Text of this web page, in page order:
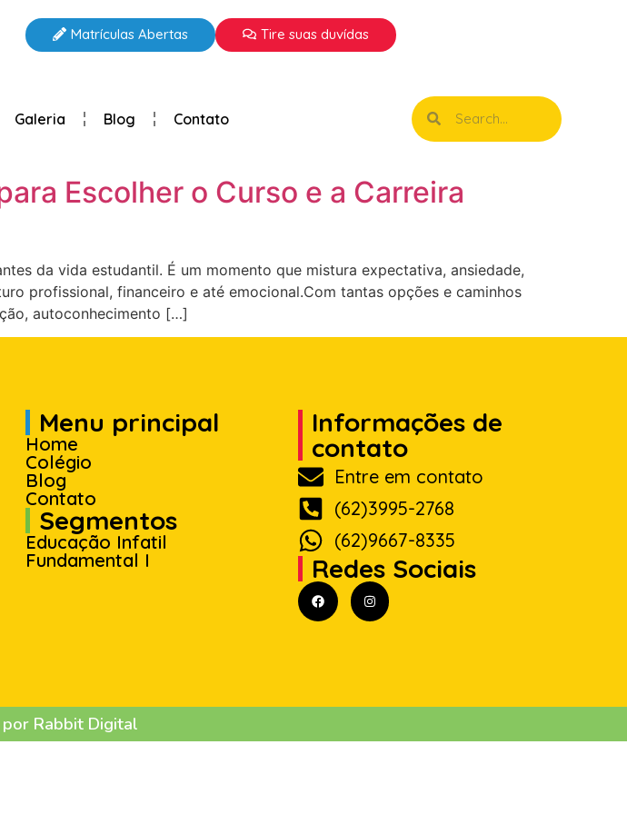
Matrículas Abertas Tire suas duvídas
Galeria Blog Contato
Escolher o Curso e a Carreira
da vida estudantil. É um momento que mistura expectativa, ansiedade,
profissional, financeiro e até emocional.Com tantas opções e caminhos
autoconhecimento […]
Menu principal
Home
Colégio
Blog
Contato
Segmentos
Educação Infatil
Fundamental I
Informações de
contato
Entre em contato
(62)3995-2768
(62)9667-8335
Redes Sociais
Rabbit Digital